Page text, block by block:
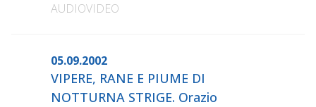
AUDIOVIDEO
05.09.2002
VIPERE, RANE E PIUME DI
NOTTURNA STRIGE. Orazio